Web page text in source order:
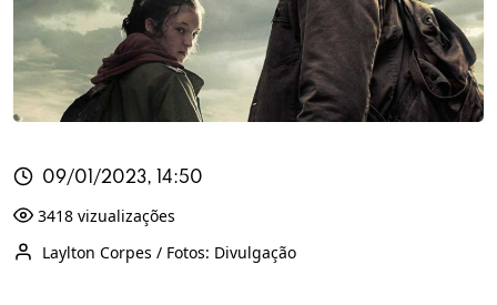
09/01/2023, 14:50
3418 vizualizações
Laylton Corpes / Fotos: Divulgação